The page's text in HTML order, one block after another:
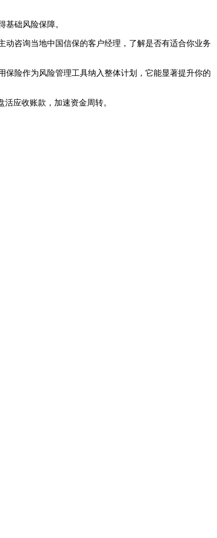
础风险保障。
咨询当地中国信保的客户经理，了解是否有适合你业务
险作为风险管理工具纳入整体计划，它能显著提升你的
应收账款，加速资金周转。